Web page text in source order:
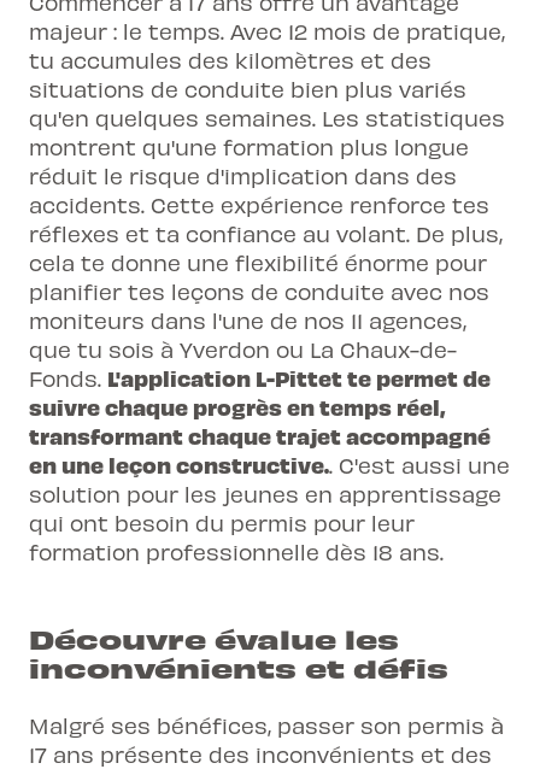
majeur : le temps. Avec 12 mois de pratique,
tu accumules des kilomètres et des
situations de conduite bien plus variés
qu'en quelques semaines. Les statistiques
montrent qu'une formation plus longue
réduit le risque d'implication dans des
accidents. Cette expérience renforce tes
réflexes et ta confiance au volant. De plus,
cela te donne une flexibilité énorme pour
planifier tes leçons de conduite avec nos
moniteurs dans l'une de nos 11 agences,
que tu sois à Yverdon ou La Chaux-de-
Fonds. L'application L-Pittette permet de
suivre chaque progrès en temps réel,
transformant chaque trajet accompagné
en une leçon constructive.. C'est aussi une
solution pour les jeunes en apprentissage
qui ont besoin du permis pour leur
formation professionnelle dès 18 ans.
Découvre évalue les
inconvénients et défis
Malgré ses bénéfices, passer son permis à
17 ans présente des inconvénients et des